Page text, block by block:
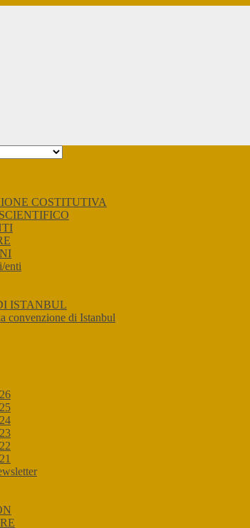
COSTITUTIVA
enti
ISTANBUL
convenzione di Istanbul